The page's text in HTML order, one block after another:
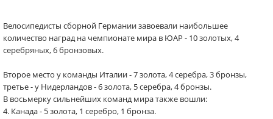
Велосипедисты сборной Германии завоевали наибольшее
количество наград на чемпионате мира в ЮАР - 10 золотых, 4
серебряных, 6 бронзовых.
Второе место у команды Италии - 7 золота, 4 серебра, 3 бронзы,
третье - у Нидерландов - 6 золота, 5 серебра, 4 бронзы.
В восьмерку сильнейших команд мира также вошли:
4. Канада - 5 золота, 1 серебро, 1 бронза.